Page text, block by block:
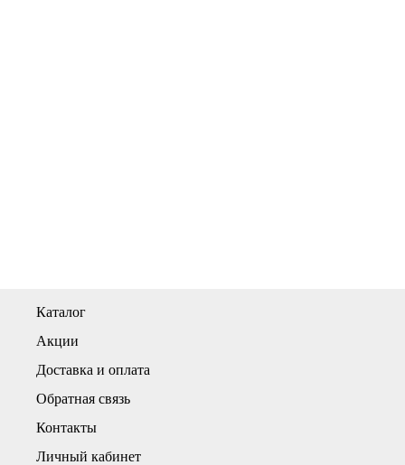
Каталог
Акции
Доставка и оплата
Обратная связь
Контакты
Личный кабинет